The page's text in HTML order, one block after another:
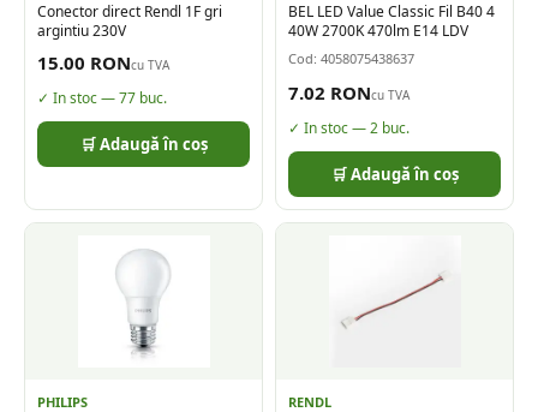
Conector direct Rendl 1F gri
argintiu 230V
15.00 RONcu TVA
✓ In stoc —77 buc.
🛒 Adaugă în coș
BEL LED Value Classic Fil B40 4
40W 2700K 470lm E14 LDV
Cod: 4058075438637
7.02 RONcu TVA
✓ In stoc —2 buc.
🛒 Adaugă în coș
PHILIPS RENDL